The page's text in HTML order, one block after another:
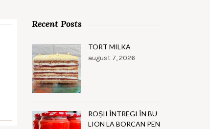
Recent Posts
TORT MILKA
august 7, 2026
ROȘII ÎNTREGI ÎN BU
LION LA BORCAN PEN